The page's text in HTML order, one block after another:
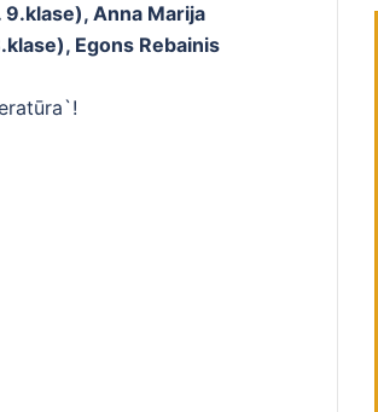
Anna Marija
Egons Rebainis